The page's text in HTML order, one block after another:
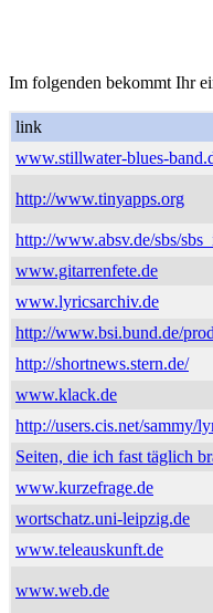
Im folgenden bekommt Ihr
link
www.stillwater-blues-
http://www.tinyapps.org
http://www.absv.de/sbs/
www.gitarrenfete.de
www.lyricsarchiv.de
http://www.bsi.bund.de/
http://shortnews.stern.de/
www.klack.de
http://users.cis.net/sammy/
Seiten, die ich fast täglich
www.kurzefrage.de
wortschatz.uni-leipzig.de
www.teleauskunft.de
www.web.de